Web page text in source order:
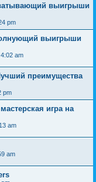
выигрыши
pm
выигрыши
am
преимущества
pm
игра на
am
am